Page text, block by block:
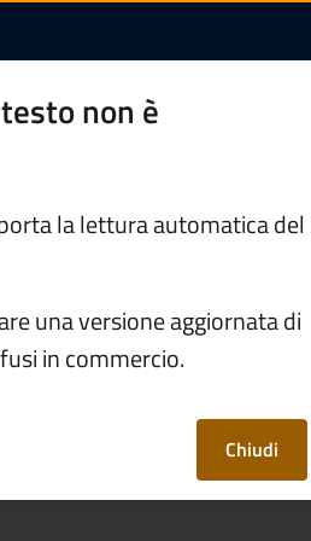
Berzo Inferiore
Anticipate di Trattamento (Dat)
non è
la lettura automatica del
una versione aggiornata di
in commercio.
Chiudi